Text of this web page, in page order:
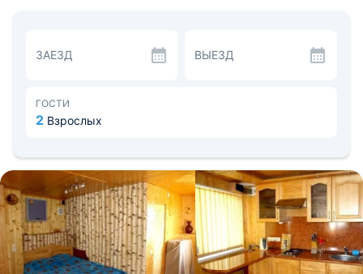
Преимуществом расположения является собственная
часть на песчаном оборудованном пляже. В шаговой
ЗАЕЗД ВЫЕЗД
ГОСТИ
2 Взрослых